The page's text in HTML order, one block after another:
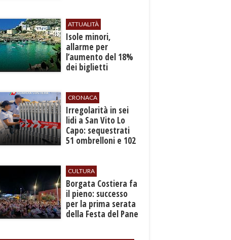
ATTUALITÀ
Isole minori,
allarme per
l’aumento del 18%
dei biglietti
CRONACA
Irregolarità in sei
lidi a San Vito Lo
Capo: sequestrati
51 ombrelloni e 102
CULTURA
​Borgata Costiera fa
il pieno: successo
per la prima serata
della Festa del Pane